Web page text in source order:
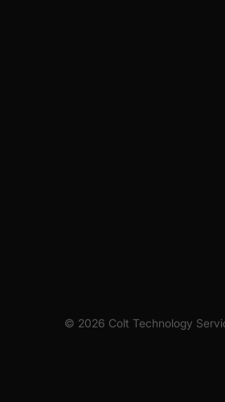
© 2026 Colt Technology